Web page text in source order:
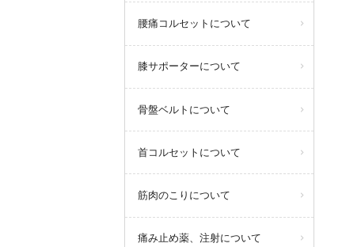
腰痛コルセットについて
膝サポーターについて
骨盤ベルトについて
首コルセットについて
筋肉のこりについて
痛み止め薬、注射について